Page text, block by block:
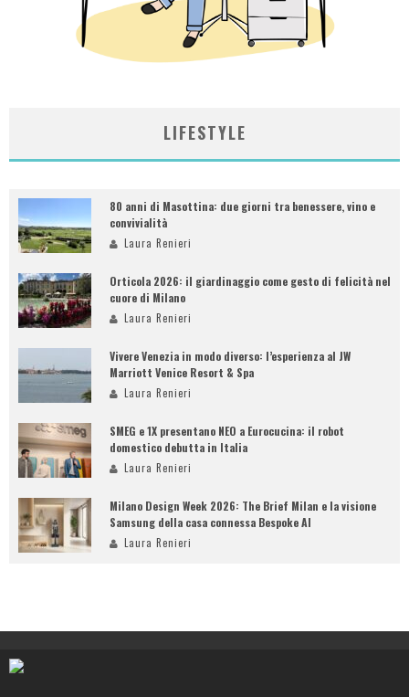
LIFESTYLE
80 anni di Masottina: due giorni tra benessere, vino e
convivialità
Laura Renieri
Orticola 2026: il giardinaggio come gesto di felicità nel
cuore di Milano
Laura Renieri
Vivere Venezia in modo diverso: l’esperienza al JW
Marriott Venice Resort & Spa
Laura Renieri
SMEG e 1X presentano NEO a Eurocucina: il robot
domestico debutta in Italia
Laura Renieri
Milano Design Week 2026: The Brief Milan e la visione
Samsung della casa connessa Bespoke AI
Laura Renieri